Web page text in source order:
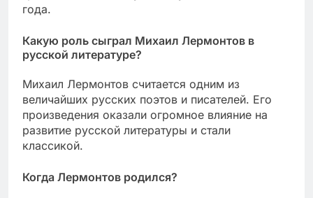
года.
Какую роль сыграл Михаил Лермонтов в
русской литературе?
Михаил Лермонтов считается одним из
величайших русских поэтов и писателей. Его
произведения оказали огромное влияние на
развитие русской литературы и стали
классикой.
Когда Лермонтов родился?